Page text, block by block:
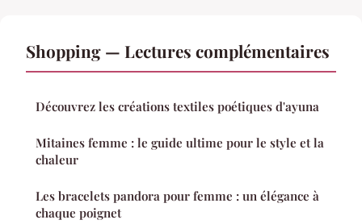
Shopping — Lectures complémentaires
Découvrez les créations textiles poétiques d'ayuna
Mitaines femme : le guide ultime pour le style et la
chaleur
Les bracelets pandora pour femme : un élégance à
chaque poignet